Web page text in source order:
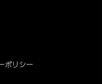
ポリシー